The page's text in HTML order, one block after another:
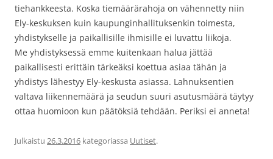
tiehankkeesta. Koska tiemäärärahoja on vähennetty niin
Ely-keskuksen kuin kaupunginhallituksenkin toimesta,
yhdistykselle ja paikallisille ihmisille ei luvattu liikoja.
Me yhdistyksessä emme kuitenkaan halua jättää
paikallisesti erittäin tärkeäksi koettua asiaa tähän ja
yhdistys lähestyy Ely-keskusta asiassa. Lahnuksentien
valtava liikennemäärä ja seudun suuri asutusmäärä täytyy
ottaa huomioon kun päätöksiä tehdään. Periksi ei anneta!
Julkaistu 26.3.2016 kategoriassa Uutiset.